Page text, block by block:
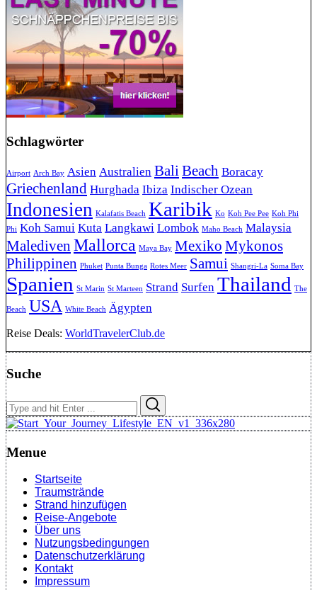
Schlagwörter
Airport Arch Bay Asien Australien BaliBeach Boracay
Griechenland Hurghada Ibiza Indischer Ozean
Indonesien Kalafatis Beach Karibik Ko Koh Pee Pee Koh Phi
Phi Koh Samui Kuta Langkawi Lombok Maho Beach Malaysia
Malediven Mallorca Maya Bay Mexiko Mykonos
Philippinen Phuket Punta Bunga Rotes Meer Samui Shangri-La Soma Bay
Spanien St Marin St Marteen Strand Surfen Thailand The
Beach USA White Beach Ägypten
Reise Deals: WorldTravelerClub.de
Suche
Search
for:
Menue
Startseite
Traumstrände
Strand hinzufügen
Reise-Angebote
Über uns
Nutzungsbedingungen
Datenschutzerklärung
Kontakt
Impressum